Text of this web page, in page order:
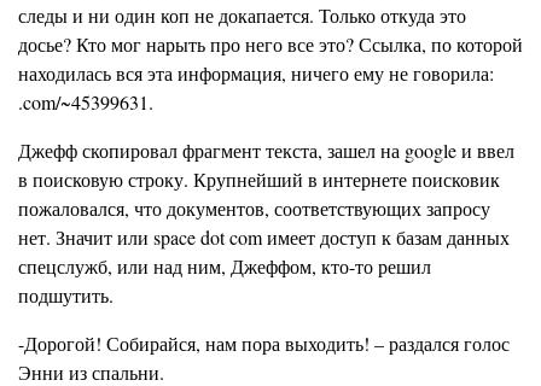
следы и ни один коп не докапается. Только откуда это
досье? Кто мог нарыть про него все это? Ссылка, по которой
находилась вся эта информация, ничего ему не говорила:
.com/~45399631.
Джефф скопировал фрагмент текста, зашел на google и ввел
в поисковую строку. Крупнейший в интернете поисковик
пожаловался, что документов, соответствующих запросу
нет. Значит или space dot com имеет доступ к базам данных
спецслужб, или над ним, Джеффом, кто-то решил
подшутить.
-Дорогой! Собирайся, нам пора выходить! – раздался голос
Энни из спальни.